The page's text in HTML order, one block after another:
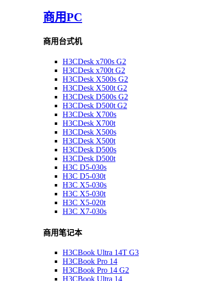
商用PC
商用台式机
H3CDesk x700s G2
H3CDesk x700t G2
H3CDesk X500s G2
H3CDesk X500t G2
H3CDesk D500s G2
H3CDesk D500t G2
H3CDesk X700s
H3CDesk X700t
H3CDesk X500s
H3CDesk X500t
H3CDesk D500s
H3CDesk D500t
H3C D5-030s
H3C D5-030t
H3C X5-030s
H3C X5-030t
H3C X5-020t
H3C X7-030s
商用笔记本
H3CBook Ultra 14T G3
H3CBook Pro 14
H3CBook Pro 14 G2
H3CBook Ultra 14